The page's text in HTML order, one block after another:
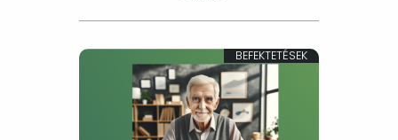
BEFEKTETÉSEK